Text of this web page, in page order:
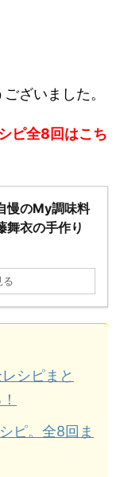
ざいました。
ピ全8回はこち
慢のMy調味料
舞衣の手作り
る
シピまと
ピ。全8回ま